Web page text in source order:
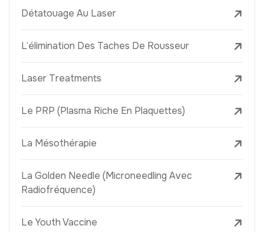
Détatouage Au Laser
L’élimination Des Taches De Rousseur
Laser Treatments
Le PRP (Plasma Riche En Plaquettes)
La Mésothérapie
La Golden Needle (Microneedling Avec
Radiofréquence)
Le Youth Vaccine